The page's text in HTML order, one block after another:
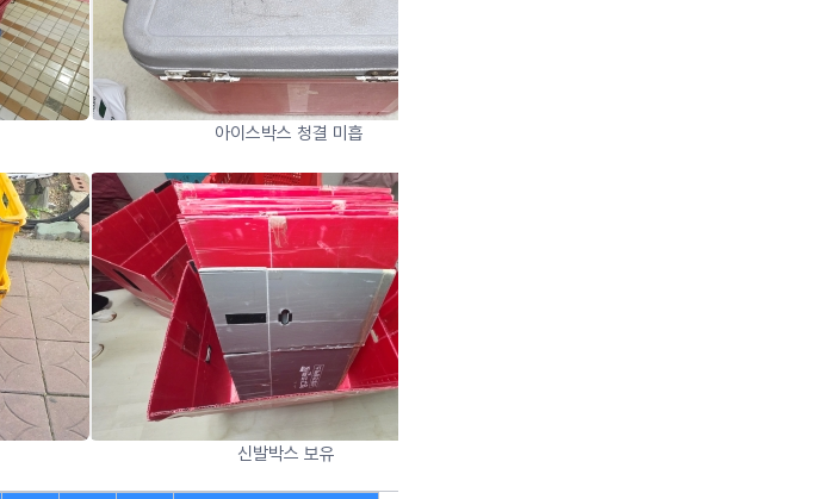
아이스박스 청결 미흡
신발박스 보유